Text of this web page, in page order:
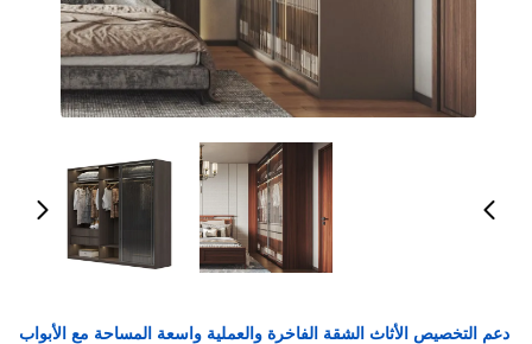
دعم التخصيص الأثاث الشقة الفاخرة والعملية واسعة المساحة مع الأبواب